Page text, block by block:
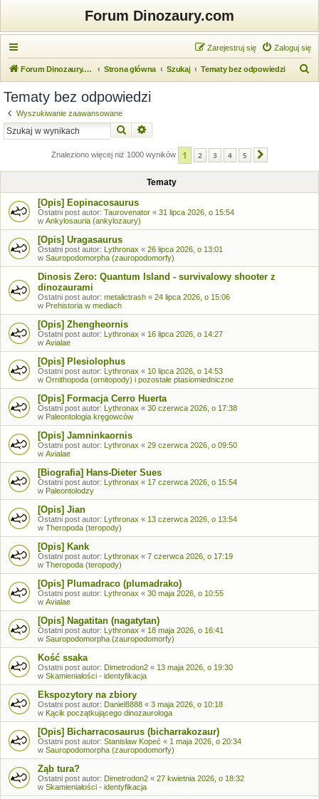
Forum Dinozaury.com
Zaloguj się
Zarejestruj się
Forum Dinozaury.com Strona główna Szukaj Tematy bez odpowiedzi
Tematy bez odpowiedzi
Wyszukiwanie zaawansowane
Szukaj
Znaleziono więcej niż 1000 wyników 1 2 3 4 5
Tematy
[Opis] Eopinacosaurus
Ostatni post autor: Taurovenator « 31 lipca 2026, o 15:54
w Ankylosauria (ankylozaury)
[Opis] Uragasaurus
Ostatni post autor: Lythronax « 26 lipca 2026, o 13:01
w Sauropodomorpha (zauropodomorfy)
Dinosis Zero: Quantum Island - survivalowy shooter z
dinozaurami
Ostatni post autor: metalictrash « 24 lipca 2026, o 15:06
w Prehistoria w mediach
[Opis] Zhengheornis
Ostatni post autor: Lythronax « 16 lipca 2026, o 14:27
w Avialae
[Opis] Plesiolophus
Ostatni post autor: Lythronax « 10 lipca 2026, o 14:53
w Ornithopoda (ornitopody) i pozostałe ptasiomiedniczne
[Opis] Formacja Cerro Huerta
Ostatni post autor: Lythronax « 30 czerwca 2026, o 17:38
w Paleontologia kręgowców
[Opis] Jamninkaornis
Ostatni post autor: Lythronax « 29 czerwca 2026, o 09:50
w Avialae
[Biografia] Hans-Dieter Sues
Ostatni post autor: Lythronax « 17 czerwca 2026, o 15:54
w Paleontolodzy
[Opis] Jian
Ostatni post autor: Lythronax « 13 czerwca 2026, o 13:54
w Theropoda (teropody)
[Opis] Kank
Ostatni post autor: Lythronax « 7 czerwca 2026, o 17:19
w Theropoda (teropody)
[Opis] Plumadraco (plumadrako)
Ostatni post autor: Lythronax « 30 maja 2026, o 10:55
w Avialae
[Opis] Nagatitan (nagatytan)
Ostatni post autor: Lythronax « 18 maja 2026, o 16:41
w Sauropodomorpha (zauropodomorfy)
Kość ssaka
Ostatni post autor: Dimetrodon2 « 13 maja 2026, o 19:30
w Skamieniałości - identyfikacja
Ekspozytory na zbiory
Ostatni post autor: Daniel8888 « 3 maja 2026, o 10:18
w Kącik początkującego dinozaurologa
[Opis] Bicharracosaurus (bicharrakozaur)
Ostatni post autor: Stanisław Kopeć « 1 maja 2026, o 20:34
w Sauropodomorpha (zauropodomorfy)
Ząb tura?
Ostatni post autor: Dimetrodon2 « 27 kwietnia 2026, o 18:32
w Skamieniałości - identyfikacja